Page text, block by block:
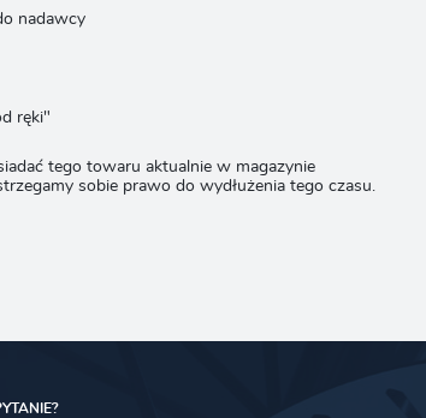
nadawcy
ręki"
tego towaru aktualnie w magazynie
sobie prawo do wydłużenia tego czasu.